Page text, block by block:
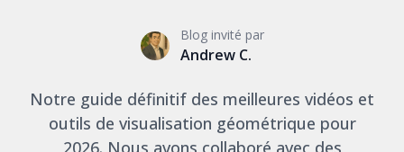
Blog invité par
Andrew C.
Notre guide définitif des meilleures vidéos et
outils de visualisation géométrique pour
2026. Nous avons collaboré avec des